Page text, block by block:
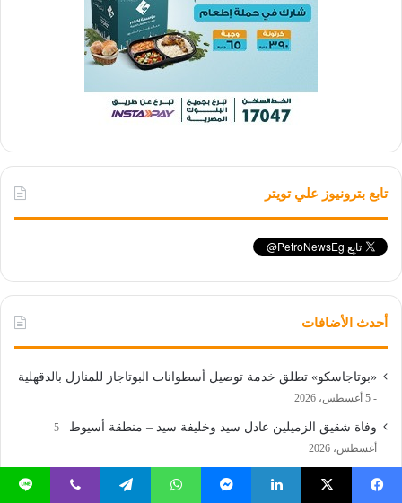
تابع بترونيوز علي تويتر
أحدث الأضافات
«بوتاجاسكو» تطلق خدمة توصيل أسطوانات البوتاجاز للمنازل بالدقهلية
5 أغسطس، 2026
وفاة شقيق الزميلين عادل سيد وخليفة سيد – منطقة أسيوط
5
أغسطس، 2026
قاعدة البيانات الجيولوجية التعدينية الرقمية في مصر.. 27 خامة معدنية